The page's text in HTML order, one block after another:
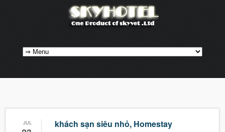
JUL khách sạn siêu nhỏ, Homestay